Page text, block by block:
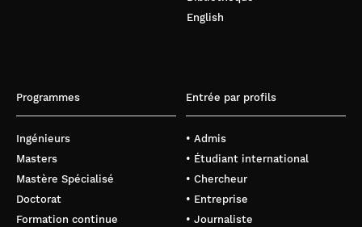
English
Programmes
Ingénieurs
Masters
Mastère Spécialisé
Doctorat
Formation continue
Entrée par profils
• Admis
• Étudiant international
• Chercheur
• Entreprise
• Journaliste